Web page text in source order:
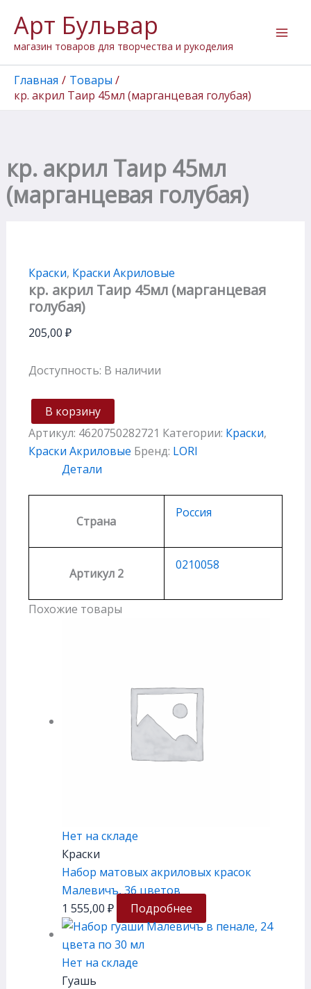
содержимому
Арт Бульвар
магазин товаров для творчества и рукоделия
Главная
Товары
кр. акрил Таир 45мл (марганцевая голубая)
кр. акрил Таир 45мл
(марганцевая голубая)
Краски, Краски Акриловые
кр. акрил Таир 45мл (марганцевая
голубая)
205,00 ₽
Доступность: В наличии
товара
кр.
акрил
Таир
45мл
(марганцевая
голубая)
В корзину
Артикул: 4620750282721 Категории: Краски,
Краски Акриловые Бренд: LORI
Детали
Страна
Россия
Артикул 2
0210058
Похожие товары
Нет на складе
Краски
Набор матовых акриловых красок
Малевичъ, 36 цветов
1 555,00 ₽ Подробнее
Нет на складе
Гуашь